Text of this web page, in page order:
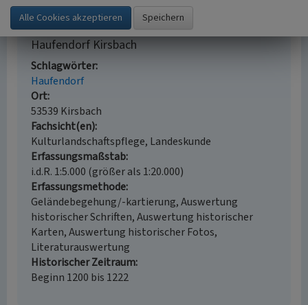
Haufendorf Kirsbach
Schlagwörter
Haufendorf
Ort
53539 Kirsbach
Fachsicht(en)
Kulturlandschaftspflege, Landeskunde
Erfassungsmaßstab
i.d.R. 1:5.000 (größer als 1:20.000)
Erfassungsmethode
Geländebegehung/-kartierung, Auswertung
historischer Schriften, Auswertung historischer
Karten, Auswertung historischer Fotos,
Literaturauswertung
Historischer Zeitraum
Beginn 1200 bis 1222